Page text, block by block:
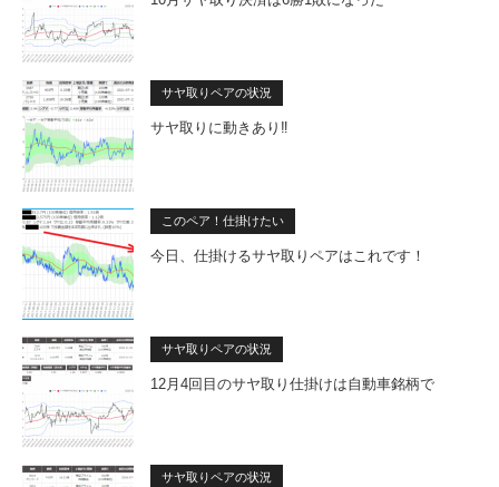
サヤ取りペアの状況
サヤ取りに動きあり‼
このペア！仕掛けたい
今日、仕掛けるサヤ取りペアはこれです！
サヤ取りペアの状況
12月4回目のサヤ取り仕掛けは自動車銘柄で
サヤ取りペアの状況